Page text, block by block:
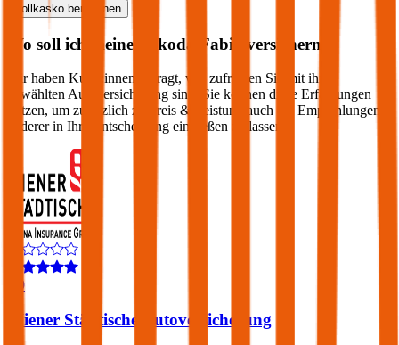
Vollkasko berechnen
Wo soll ich meinen Skoda Fabia versichern?
Wir haben Kund:innen befragt, wie zufrieden Sie mit ihrer
gewählten Autoversicherung sind. Sie können diese Erfahrungen
nutzen, um zusätzlich zu Preis & Leistung auch die Empfehlungen
anderer in Ihre Entscheidung einfließen zu lassen:
3,9
Wiener Städtische Autoversicherung